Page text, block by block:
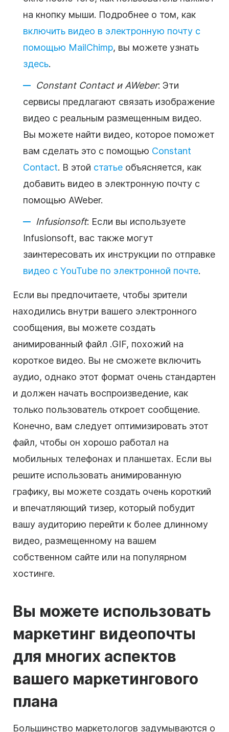
на кнопку мыши. Подробнее о том, как
включить видео в электронную почту с
помощью MailChimp, вы можете узнать
здесь.
Constant Contact и AWeber: Эти
сервисы предлагают связать изображение
видео с реальным размещенным видео.
Вы можете найти видео, которое поможет
вам сделать это с помощью Constant
Contact. В этой статье объясняется, как
добавить видео в электронную почту с
помощью AWeber.
Infusionsoft: Если вы используете
Infusionsoft, вас также могут
заинтересовать их инструкции по отправке
видео с YouTube по электронной почте.
Если вы предпочитаете, чтобы зрители
находились внутри вашего электронного
сообщения, вы можете создать
анимированный файл .GIF, похожий на
короткое видео. Вы не сможете включить
аудио, однако этот формат очень стандартен
и должен начать воспроизведение, как
только пользователь откроет сообщение.
Конечно, вам следует оптимизировать этот
файл, чтобы он хорошо работал на
мобильных телефонах и планшетах. Если вы
решите использовать анимированную
графику, вы можете создать очень короткий
и впечатляющий тизер, который побудит
вашу аудиторию перейти к более длинному
видео, размещенному на вашем
собственном сайте или на популярном
хостинге.
Вы можете использовать
маркетинг видеопочты
для многих аспектов
вашего маркетингового
плана
Большинство маркетологов задумываются о